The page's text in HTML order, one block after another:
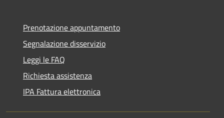
Prenotazione appuntamento
Segnalazione disservizio
Leggi le FAQ
Richiesta assistenza
IPA Fattura elettronica